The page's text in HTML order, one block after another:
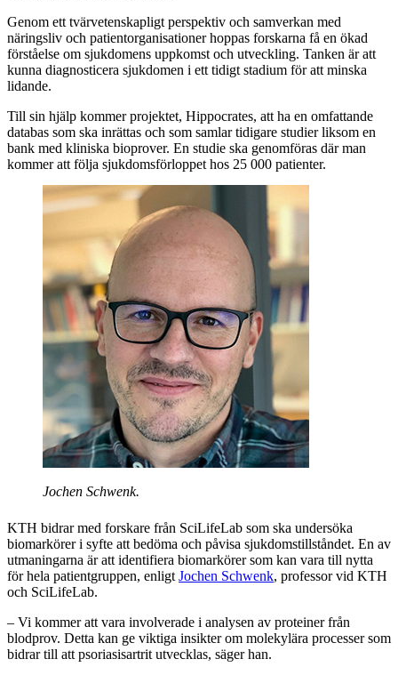
Genom ett tvärvetenskapligt perspektiv och samverkan med
näringsliv och patientorganisationer hoppas forskarna få en ökad
förståelse om sjukdomens uppkomst och utveckling. Tanken är att
kunna diagnosticera sjukdomen i ett tidigt stadium för att minska
lidande.
Till sin hjälp kommer projektet, Hippocrates, att ha en omfattande
databas som ska inrättas och som samlar tidigare studier liksom en
bank med kliniska bioprover. En studie ska genomföras där man
kommer att följa sjukdomsförloppet hos 25 000 patienter.
Jochen Schwenk.
KTH bidrar med forskare från SciLifeLab som ska undersöka
biomarkörer i syfte att bedöma och påvisa sjukdomstillståndet. En av
utmaningarna är att identifiera biomarkörer som kan vara till nytta
för hela patientgruppen, enligt Jochen Schwenk, professor vid KTH
och SciLifeLab.
– Vi kommer att vara involverade i analysen av proteiner från
blodprov. Detta kan ge viktiga insikter om molekylära processer som
bidrar till att psoriasisartrit utvecklas, säger han.